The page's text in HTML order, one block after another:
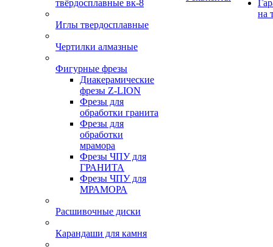
твёрдосплавные вк-8
Иглы твердосплавные
Чертилки алмазные
Фигурные фрезы
Диакерамические
фрезы Z-LION
Фрезы для
обработки гранита
Фрезы для
обработки
мрамора
Фрезы ЧПУ для
ГРАНИТА
Фрезы ЧПУ для
МРАМОРА
Расшивочные диски
Карандаши для камня
на